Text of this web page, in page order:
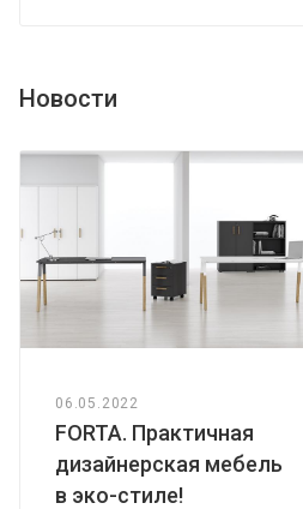
Новости
06.05.2022
FORTA. Практичная
дизайнерская мебель
в эко-стиле!